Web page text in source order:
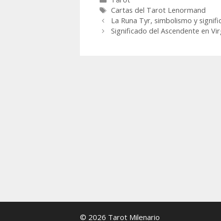
Etiquetas
Cartas del Tarot Lenormand
La Runa Tyr, simbolismo y
Significado del Ascendente en
© 2026 Tarot Milenario